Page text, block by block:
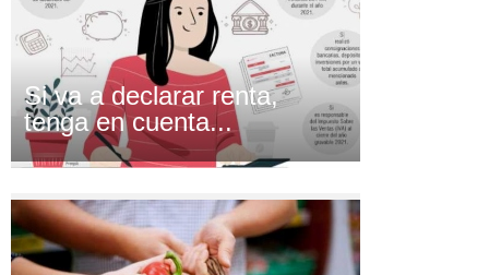
Si va a declarar renta,
tenga en cuenta...